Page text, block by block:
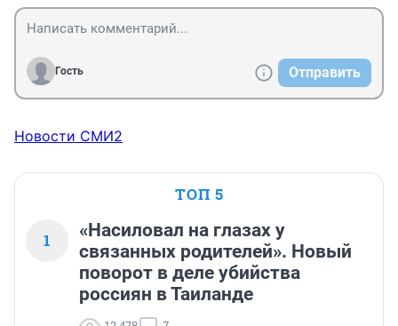
Гость Отправить
Новости СМИ2
ТОП 5
1
«Насиловал на глазах у
связанных родителей». Новый
поворот в деле убийства
россиян в Таиланде